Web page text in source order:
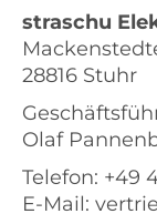
straschu
28816 Stuhr
Olaf
Telefon: +49
E-Mail: